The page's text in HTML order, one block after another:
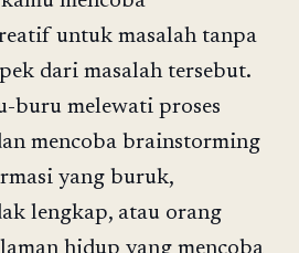
untuk masalah tanpa
dari masalah tersebut.
buru melewati proses
mencoba brainstorming
yang buruk,
lengkap, atau orang
hidup yang mencoba